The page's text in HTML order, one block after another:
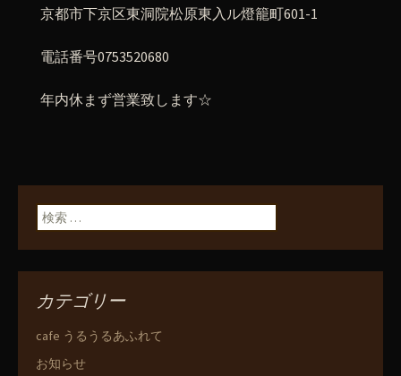
京都市下京区東洞院松原東入ル燈籠町601-1
電話番号0753520680
年内休まず営業致します☆
検索:
カテゴリー
cafe うるうるあふれて
お知らせ